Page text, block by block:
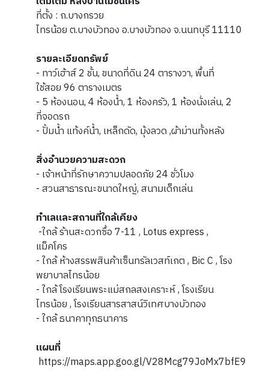
ที่ตั้ง : ถ.บางกรวย
ไทรน้อย ต.บางบัวทอง อ.บางบัวทอง จ.นนทบุรี 11110
รายละเอียดทรัพย์
- ทาว์เฮ้าส์ 2 ชั้น, ขนาดที่ดิน 24 ตารางวา, พื้นที่
ใช้สอย 96 ตารางเมตร
- 5 ห้องนอน, 4 ห้องน้ำ, 1 ห้องครัว, 1 ห้องนั่งเล่น, 2
ที่จอดรถ
- ปั้มน้ำ แท้งค์น้ำ, เหล็กดัด, มุ้งลวด ,ผ้าม่านทั้งหลัง
สิ่งอำนวยความสะดวก
- เจ้าหน้าที่รักษาความปลอดภัย 24 ชั่วโมง
- สวนสาธารณะขนาดใหญ่, สนามเด็กเล่น
ทำเลและสถานที่ใกล้เคียง
-ใกล้ ร้านสะดวกซื้อ 7-11 , Lotus express ,
แม็คโคร
- ใกล้ ห้างสรรพสินค้าเซ็นทรัลเวสท์เกต , Bic C , โรง
พยาบาลไทรน้อย
- ใกล้ โรงเรียนพระแม่สกลสงเคราะห์ , โรงเรียน
ไทรน้อย , โรงเรียนสารสาสน์วิเทศบางบัวทอง
- ใกล้ ธนาคาทุกธนาคาร
แผนที่
https://maps.app.goo.gl/V28Mcg79JoMx7bfE9